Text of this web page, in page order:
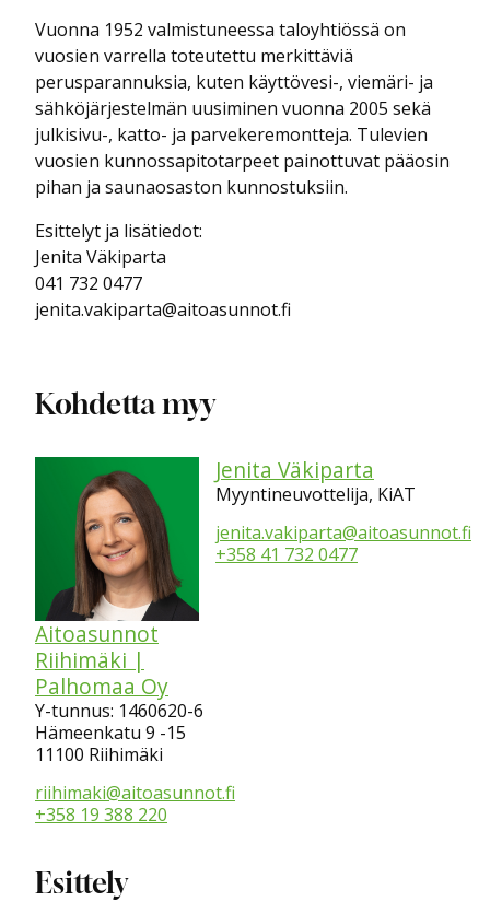
Vuonna 1952 valmistuneessa taloyhtiössä on
vuosien varrella toteutettu merkittäviä
perusparannuksia, kuten käyttövesi-, viemäri- ja
sähköjärjestelmän uusiminen vuonna 2005 sekä
julkisivu-, katto- ja parvekeremontteja. Tulevien
vuosien kunnossapitotarpeet painottuvat pääosin
pihan ja saunaosaston kunnostuksiin.
Esittelyt ja lisätiedot:
Jenita Väkiparta
041 732 0477
jenita.vakiparta@aitoasunnot.fi
Kohdetta myy
Jenita Väkiparta
Myyntineuvottelija, KiAT
jenita.vakiparta@aitoasunnot.fi
+358 41 732 0477
Aitoasunnot
Riihimäki |
Palhomaa Oy
Y-tunnus: 1460620-6
Hämeenkatu 9 -15
11100 Riihimäki
riihimaki@aitoasunnot.fi
+358 19 388 220
Esittely